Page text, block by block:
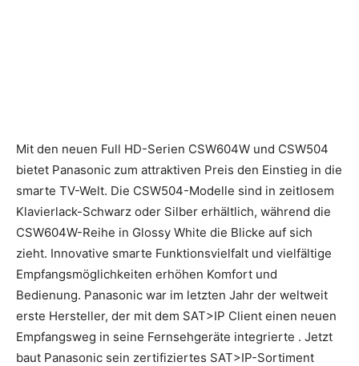
Mit den neuen Full HD-Serien CSW604W und CSW504
bietet Panasonic zum attraktiven Preis den Einstieg in die
smarte TV-Welt. Die CSW504-Modelle sind in zeitlosem
Klavierlack-Schwarz oder Silber erhältlich, während die
CSW604W-Reihe in Glossy White die Blicke auf sich
zieht. Innovative smarte Funktionsvielfalt und vielfältige
Empfangsmöglichkeiten erhöhen Komfort und
Bedienung. Panasonic war im letzten Jahr der weltweit
erste Hersteller, der mit dem SAT>IP Client einen neuen
Empfangsweg in seine Fernsehgeräte integrierte . Jetzt
baut Panasonic sein zertifiziertes SAT>IP-Sortiment